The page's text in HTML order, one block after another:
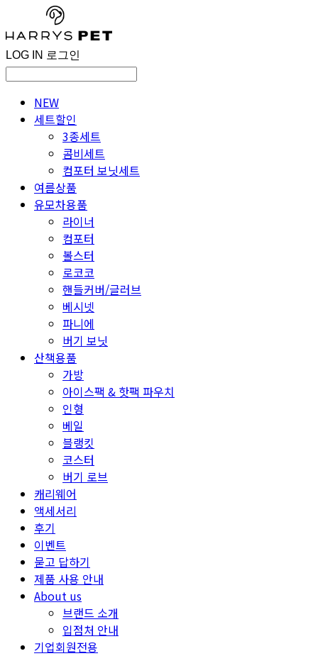
LOG IN 로그인
NEW
세트할인
3종세트
콤비세트
컴포터 보닛세트
여름상품
유모차용품
라이너
컴포터
볼스터
로코코
핸들커버/글러브
베시넷
파니에
버기 보닛
산책용품
가방
아이스팩 & 핫팩 파우치
인형
베일
블랭킷
코스터
버기 로브
캐리웨어
액세서리
후기
이벤트
묻고 답하기
제품 사용 안내
About us
브랜드 소개
입점처 안내
기업회원전용